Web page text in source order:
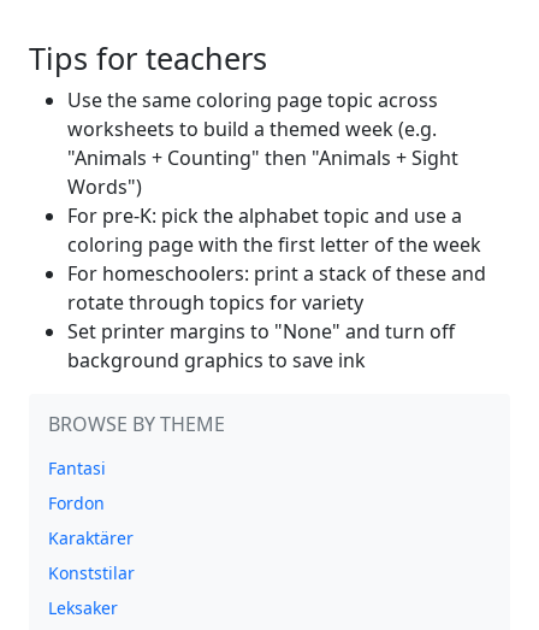
Tips for teachers
Use the same coloring page topic across
worksheets to build a themed week (e.g.
"Animals + Counting" then "Animals + Sight
Words")
For pre-K: pick the alphabet topic and use a
coloring page with the first letter of the week
For homeschoolers: print a stack of these and
rotate through topics for variety
Set printer margins to "None" and turn off
background graphics to save ink
BROWSE BY THEME
Fantasi
Fordon
Karaktärer
Konststilar
Leksaker